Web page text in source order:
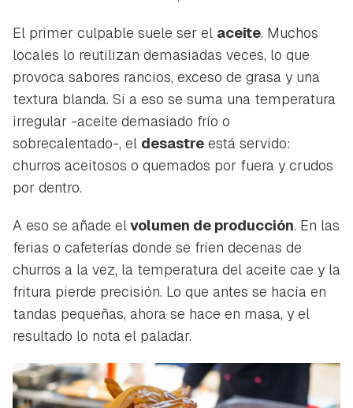
El primer culpable suele ser el aceite. Muchos
locales lo reutilizan demasiadas veces, lo que
provoca sabores rancios, exceso de grasa y una
textura blanda. Si a eso se suma una temperatura
irregular -aceite demasiado frío o
sobrecalentado-, el desastre está servido:
churros aceitosos o quemados por fuera y crudos
por dentro.
A eso se añade elvolumen de producción. En las
ferias o cafeterías donde se fríen decenas de
churros a la vez, la temperatura del aceite cae y la
fritura pierde precisión. Lo que antes se hacía en
tandas pequeñas, ahora se hace en masa, y el
resultado lo nota el paladar.